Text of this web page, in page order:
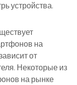
устройства.
на
от
Некоторые из
на рынке